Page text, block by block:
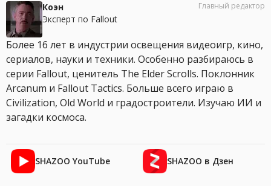
Коэн
Эксперт по Fallout
Главный редактор
Более 16 лет в индустрии освещения видеоигр, кино,
сериалов, науки и техники. Особенно разбираюсь в
серии Fallout, ценитель The Elder Scrolls. Поклонник
Arcanum и Fallout Tactics. Больше всего играю в
Civilization, Old World и градостроители. Изучаю ИИ и
загадки космоса.
SHAZOO YouTube SHAZOO в Дзен